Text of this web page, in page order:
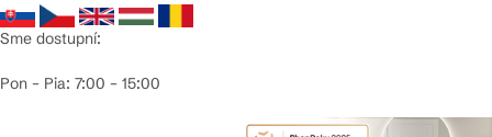
Sme dostupní:
Pon – Pia: 7:00 – 15:00